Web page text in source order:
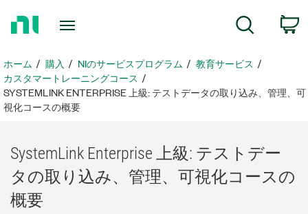
ペ
ー
ジ
に
ホーム 購入 NIのサービスプログラム
教育サービス
カスタマートレーニングコース
SYSTEMLINK ENTERPRISE 上級: テストデータの取り込み、管理、可
視化コースの概要
SystemLink Enterprise 上級: テスト デー
タ の取り込み、 管理、 可視化コースの
概要